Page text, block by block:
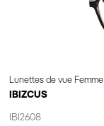
Lunettes de vue Femme
IBIZCUS
IBI2608